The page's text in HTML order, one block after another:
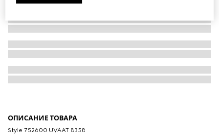
ОПИСАНИЕ ТОВАРА
Style ‎752600 UVAAT 8358